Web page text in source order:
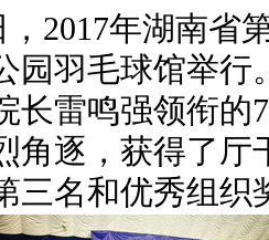
201 7年湖南省
园羽毛球馆举行
长雷鸣强领衔的
角逐，获得了厅
三名和优秀组织